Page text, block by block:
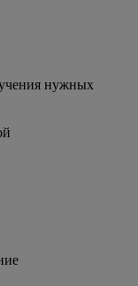
нужных